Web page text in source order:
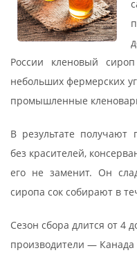
России кленовый
небольших фермерских
промышленные
В результате получают
без красителей,
его не заменит. Он
сиропа сок собирают в
Сезон сбора длится от 4
производители —